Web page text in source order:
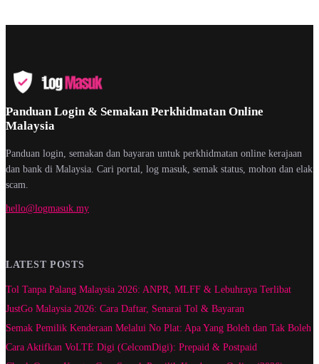
Panduan Login & Semakan Perkhidmatan Online
Malaysia
Panduan login, semakan dan bayaran untuk perkhidmatan online kerajaan
dan bank di Malaysia. Cari portal, log masuk, semak status, mohon dan elak
scam.
hello@logmasuk.my
LATEST POSTS
Tol Tanpa Palang Malaysia 2026: ANPR, MLFF & Lebuhraya Terlibat
JustGo Malaysia 2026: Cara Daftar, Senarai Tol & Bayaran
Semak Pemilik Kenderaan Melalui No Plat: Apa Yang Boleh dan Tak Boleh
Cara Aktifkan VoLTE Digi (CelcomDigi): Prepaid & Postpaid